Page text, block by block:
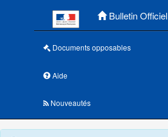
Bulletin Officiel
Documents opposables
Aide
Nouveautés
Menu